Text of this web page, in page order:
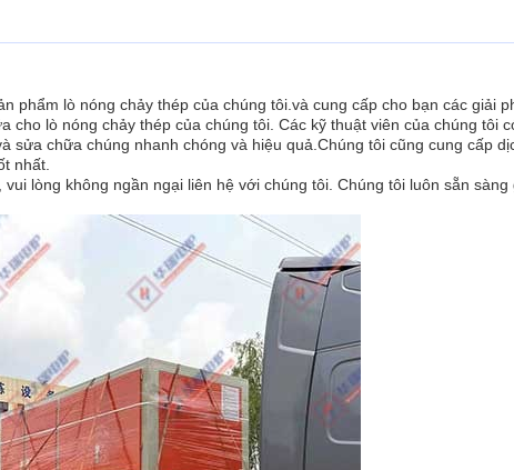
phẩm lò nóng chảy thép của chúng tôi.và cung cấp cho bạn các giải
cho lò nóng chảy thép của chúng tôi. Các kỹ thuật viên của chúng tôi
sửa chữa chúng nhanh chóng và hiệu quả.Chúng tôi cũng cung cấp
nhất.
lòng không ngần ngại liên hệ với chúng tôi. Chúng tôi luôn sẵn sàng